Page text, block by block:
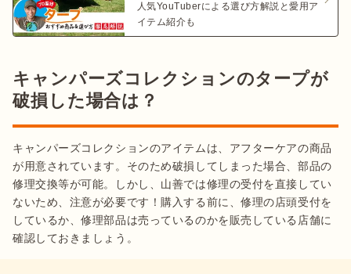
人気YouTuberによる選び方解説と愛用ア
イテム紹介も
キャンパーズコレクションのタープが
破損した場合は？
キャンパーズコレクションのアイテムは、アフターケアの商品
が用意されています。そのため破損してしまった場合、部品の
修理交換等が可能。しかし、山善では修理の受付を直接してい
ないため、注意が必要です！購入する前に、修理の店頭受付を
しているか、修理部品は売っているのかを販売している店舗に
確認しておきましょう。